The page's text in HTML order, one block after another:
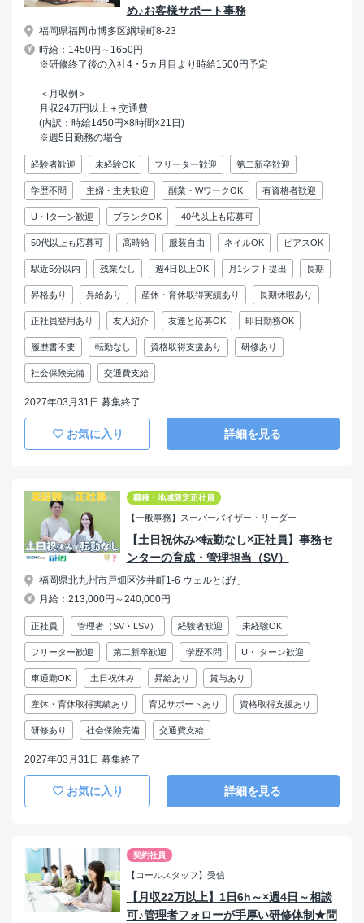
め♪お客様サポート事務
福岡県福岡市博多区綱場町8-23
時給：1450円～1650円
※研修終了後の入社4・5ヵ月目より時給1500円予定
＜月収例＞
月収24万円以上＋交通費
(内訳：時給1450円×8時間×21日)
※週5日勤務の場合
経験者歓迎 未経験OK フリーター歓迎 第二新卒歓迎
学歴不問 主婦・主夫歓迎 副業・WワークOK 有資格者歓迎
U・Iターン歓迎 ブランクOK 40代以上も応募可
50代以上も応募可 高時給 服装自由 ネイルOK ピアスOK
駅近5分以内 残業なし 週4日以上OK 月1シフト提出 長期
昇格あり 昇給あり 産休・育休取得実績あり 長期休暇あり
正社員登用あり 友人紹介 友達と応募OK 即日勤務OK
履歴書不要 転勤なし 資格取得支援あり 研修あり
社会保険完備 交通費支給
2027年03月31日 募集終了
お気に入り 詳細を見る
職種・地域限定正社員
【一般事務】スーパーバイザー・リーダー
【土日祝休み×転勤なし×正社員】事務セ
ンターの育成・管理担当（SV）
福岡県北九州市戸畑区汐井町1-6 ウェルとばた
月給：213,000円～240,000円
正社員 管理者（SV・LSV） 経験者歓迎 未経験OK
フリーター歓迎 第二新卒歓迎 学歴不問 U・Iターン歓迎
車通勤OK 土日祝休み 昇給あり 賞与あり
産休・育休取得実績あり 育児サポートあり 資格取得支援あり
研修あり 社会保険完備 交通費支給
2027年03月31日 募集終了
お気に入り 詳細を見る
契約社員
【コールスタッフ】受信
【月収22万以上】1日6h～×週4日～相談
可♪管理者フォローが手厚い研修体制★問